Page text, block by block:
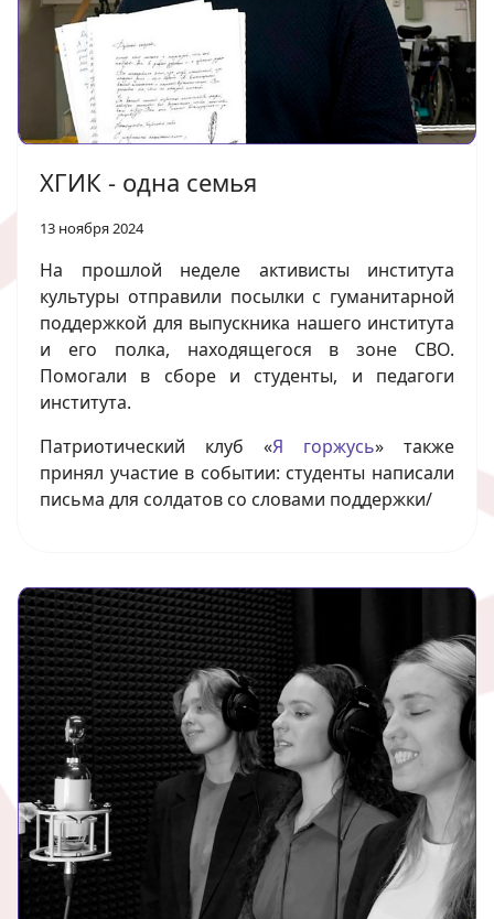
ХГИК - одна семья
13 ноября 2024
На прошлой неделе активисты института
культуры отправили посылки с гуманитарной
поддержкой для выпускника нашего института
и его полка, находящегося в зоне СВО.
Помогали в сборе и студенты, и педагоги
института.
Патриотический клуб «Я горжусь» также
принял участие в событии: студенты написали
письма для солдатов со словами поддержки/